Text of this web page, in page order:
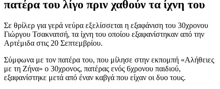
πατέρα του λίγο πριν χαθούν τα ίχνη του
Σε θρίλερ για γερά νεύρα εξελίσσεται η εξαφάνιση του 30χρονου
Γιώργου Τσακνατσή, τα ίχνη του οποίου εξαφανίστηκαν από την
Αρτέμιδα στις 20 Σεπτεμβρίου.
Σύμφωνα με τον πατέρα του, που μίλησε στην εκπομπή «Αλήθειες
με τη Ζήνα» ο 30χρονος, πατέρας ενός 6χρονου παιδιού,
εξαφανίστηκε μετά από έναν καβγά που είχαν οι δυο τους.